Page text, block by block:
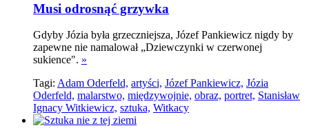
Musi odrosnąć grzywka
Gdyby Józia była grzeczniejsza, Józef Pankiewicz nigdy by
zapewne nie namalował „Dziewczynki w czerwonej
sukience". »
Tagi: Adam Oderfeld, artyści, Józef Pankiewicz, Józia
Oderfeld, malarstwo, międzywojnie, obraz, portret, Stanisław
Ignacy Witkiewicz, sztuka, Witkacy